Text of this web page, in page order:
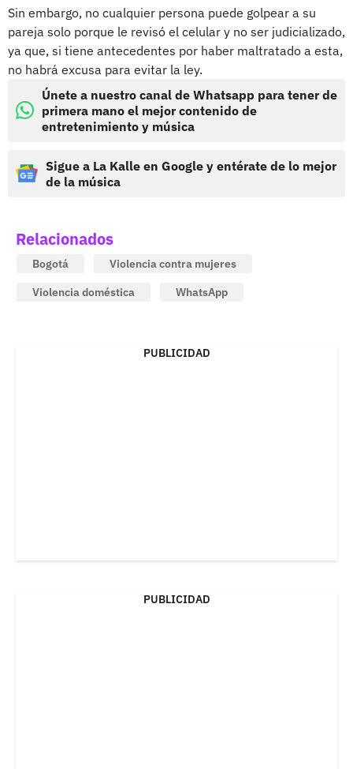
Sin embargo, no cualquier persona puede golpear a su
pareja solo porque le revisó el celular y no ser judicializado,
ya que, si tiene antecedentes por haber maltratado a esta,
no habrá excusa para evitar la ley.
Únete a nuestro canal de Whatsapp para tener de
primera mano el mejor contenido de
entretenimiento y música
Sigue a La Kalle en Google y entérate de lo mejor
de la música
Relacionados
Bogotá
Violencia contra mujeres
Violencia doméstica
WhatsApp
PUBLICIDAD
PUBLICIDAD